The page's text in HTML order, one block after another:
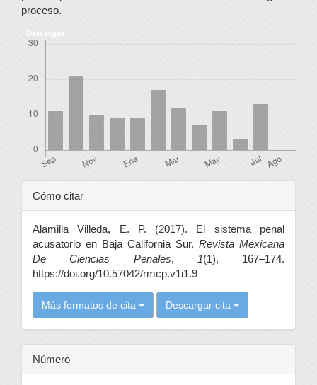
proceso.
Descargas
Detalles
del
artículo
Cómo citar
Alamilla Villeda, E. P. (2017). El sistema penal
acusatorio en Baja California Sur. Revista Mexicana
De Ciencias Penales, 1(1), 167–174.
https://doi.org/10.57042/rmcp.v1i1.9
Más formatos de cita Descargar cita
Número